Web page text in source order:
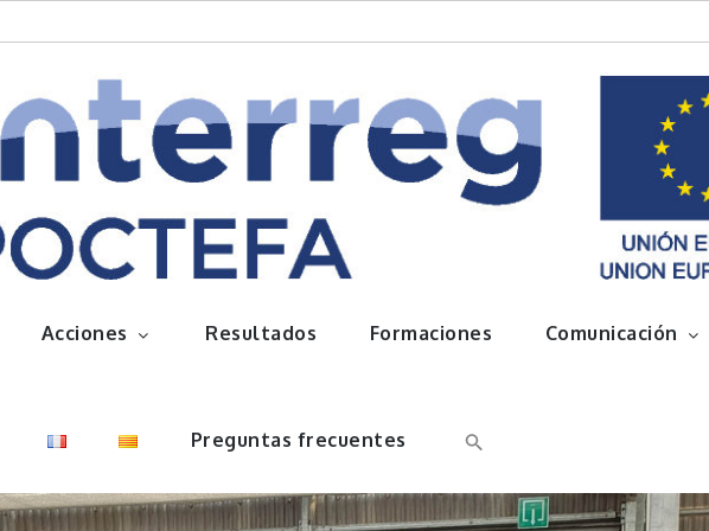
Acciones Resultados Formaciones Comunicación
Preguntas frecuentes